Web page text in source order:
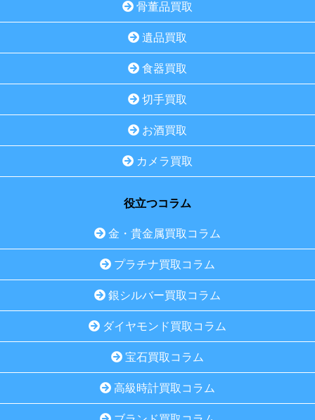
骨董品買取
遺品買取
食器買取
切手買取
お酒買取
カメラ買取
役立つコラム
金・貴金属買取コラム
プラチナ買取コラム
銀シルバー買取コラム
ダイヤモンド買取コラム
宝石買取コラム
高級時計買取コラム